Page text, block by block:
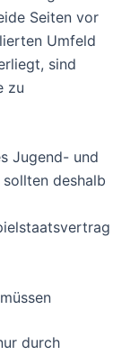
Seiten vor
Umfeld
sind
zu
Jugend- und
deshalb
durch